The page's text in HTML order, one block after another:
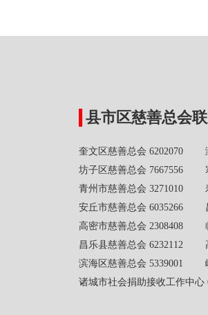
县市区慈善总会
奎文区慈善总会 6202070
坊子区慈善总会 7667556
青州市慈善总会 3271010
安丘市慈善总会 6035266
高密市慈善总会 2308408
昌乐县慈善总会 6232112
滨海区慈善总会 5339001
诸城市社会捐助接收工作中心